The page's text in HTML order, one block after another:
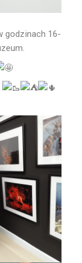
godzinach 16-